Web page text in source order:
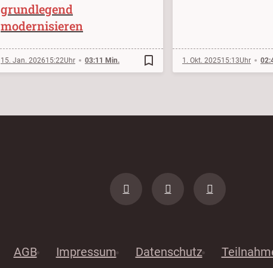
grundlegend
modernisieren
15. Jan. 202615:22 03:11 Min. bookmark_border 1. Okt. 202515:13
AGB Impressum Datenschutz